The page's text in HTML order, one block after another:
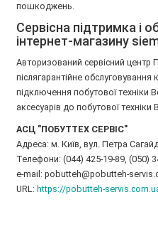
пошкоджень.
Сервісна підтримка і
інтернет-магазину
Авторизований сервісний центр
післягарантійне
підключення побутової техніки
аксесуарів до побутової техніки
АСЦ "ПОБУТТЕХ СЕРВІС"
Адреса: м. Київ, вул. Петра
Телефони: (044) 425-19-89, (050)
e-mail: pobutteh@pobutteh-
URL: https://pobutteh-